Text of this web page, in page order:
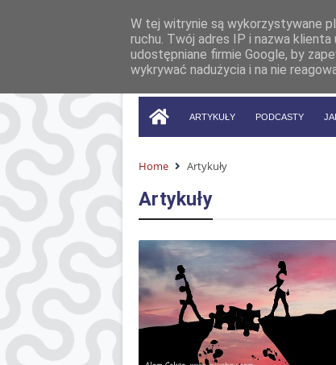
ARTYKUŁY PODCASTY
Home Artykuły
Artykuły
W tej witrynie są wykorzystywane
ruchu. Twój adres IP i nazwa
udostępniane firmie Google, by
wykrywać nadużycia i na nie